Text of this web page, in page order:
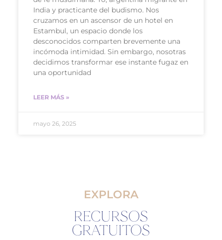
India y practicante del budismo. Nos
cruzamos en un ascensor de un hotel en
Estambul, un espacio donde los
desconocidos comparten brevemente una
incómoda intimidad. Sin embargo, nosotras
decidimos transformar ese instante fugaz en
una oportunidad
LEER MÁS »
mayo 26, 2025
EXPLORA
RECURSOS
GRATUITOS